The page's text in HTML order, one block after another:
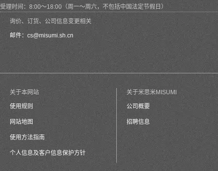
受理时间：8:00～18:00（周一～周六，不包括中国法定节假日）
询价、订货、公司信息变更相关
邮件： cs@misumi.sh.cn
关于本网站
使用规则
网站地图
使用方法指南
个人信息及客户信息保护方针
关于米思米MISUMI
公司概要
招聘信息